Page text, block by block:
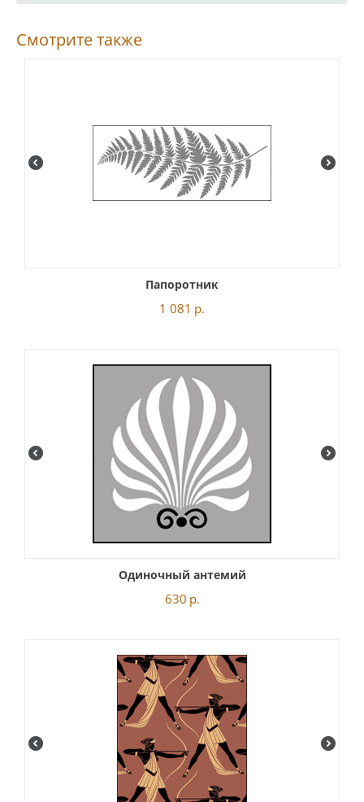
Смотрите также
Папоротник
1 081 р.
Одиночный антемий
630 р.